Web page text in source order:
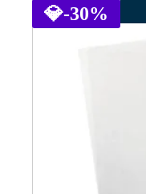
are
mai
💎-30%